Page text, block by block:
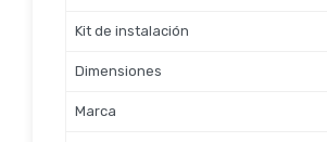
Kit de instalación
Dimensiones
Marca